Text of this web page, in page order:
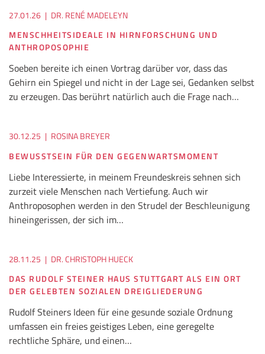
27.01.26 | DR. RENÉ MADELEYN
MENSCHHEITSIDEALE IN HIRNFORSCHUNG UND
ANTHROPOSOPHIE
Soeben bereite ich einen Vortrag darüber vor, dass das
Gehirn ein Spiegel und nicht in der Lage sei, Gedanken selbst
zu erzeugen. Das berührt natürlich auch die Frage nach…
30.12.25 | ROSINA BREYER
BEWUSSTSEIN FÜR DEN GEGENWARTSMOMENT
Liebe Interessierte, in meinem Freundeskreis sehnen sich
zurzeit viele Menschen nach Vertiefung. Auch wir
Anthroposophen werden in den Strudel der Beschleunigung
hineingerissen, der sich im…
28.11.25 | DR. CHRISTOPH HUECK
DAS RUDOLF STEINER HAUS STUTTGART ALS EIN ORT
DER GELEBTEN SOZIALEN DREIGLIEDERUNG
Rudolf Steiners Ideen für eine gesunde soziale Ordnung
umfassen ein freies geistiges Leben, eine geregelte
rechtliche Sphäre, und einen…